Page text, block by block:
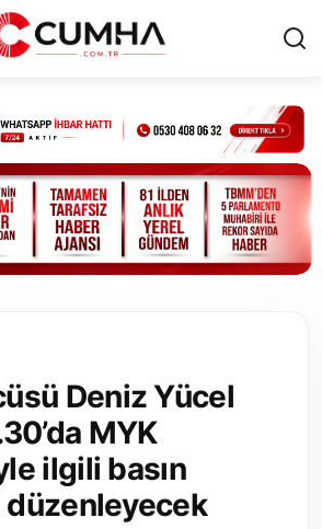
Deniz Yücel
MYK
ilgili basın
düzenleyecek